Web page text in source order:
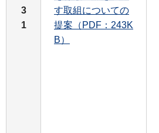
3
1
す取組についての
提案（PDF：243K
B）